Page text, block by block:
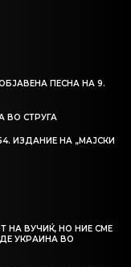
ПЕСНА НА 9.
ВО СТРУГА
ИЗДАНИЕ НА „МАЈСКИ
НА ВУЧИЌ, НО НИЕ СМЕ
УКРАИНА ВО